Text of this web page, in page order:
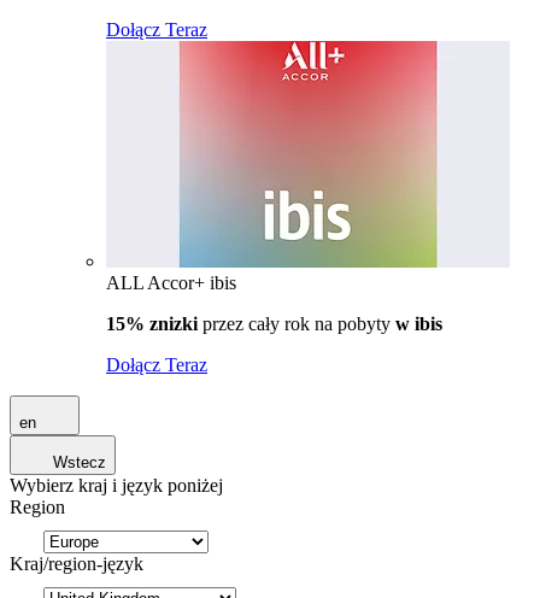
Dołącz Teraz
ALL Accor+ ibis
15% znizki przez cały rok na pobyty w ibis
Dołącz Teraz
en
Wstecz
Wybierz kraj i język poniżej
Region
Kraj/region-język